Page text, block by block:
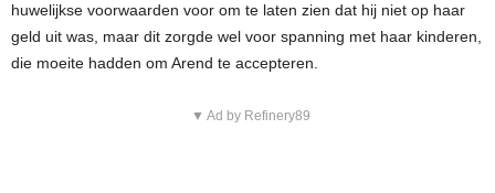
huwelijkse voorwaarden voor om te laten zien dat hij niet op haar
geld uit was, maar dit zorgde wel voor spanning met haar kinderen,
die moeite hadden om Arend te accepteren.
▼ Ad by Refinery89